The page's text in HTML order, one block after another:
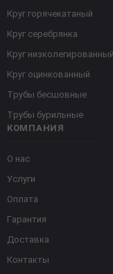
КОМПАНИЯ
О нас
Услуги
Оплата
Гарантия
Доставка
Контакты
Круг горячекатаный
Круг серебрянка
Круг низколегированный
Круг оцинкованный
Трубы бесшовные
Трубы бурильные